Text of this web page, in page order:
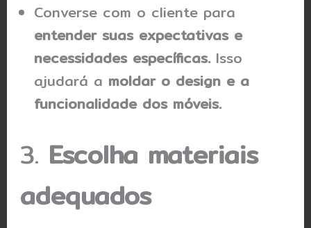
Converse com o cliente para
entender suas expectativas e
necessidades específicas.Isso
ajudará a moldar o design e a
funcionalidade dos móveis.
3. Escolha materiais
adequados